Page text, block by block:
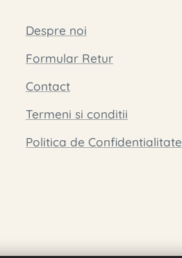
Despre noi
Formular Retur
Contact
Termeni si conditii
Politica de Confidentialitate